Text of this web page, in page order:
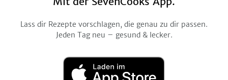
Lass dir Rezepte vorschlagen, die genau zu dir passen.
Jeden Tag neu – gesund & lecker.
Laden
im